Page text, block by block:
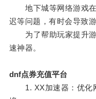
地下城等网络游戏在
迟等问题，有时会导致
为了帮助玩家提升游
速神器。
dnf点券充值平台
1. XX加速器：优化